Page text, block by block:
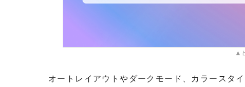
▲
オートレイアウトやダークモード、カラースタ